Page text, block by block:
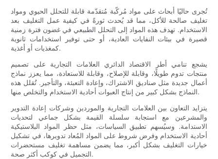
تُجرى حاليًا أبحاث على مواد مُركّبة مُتقدّمة قابلة للتحلل الحيوي ومواد
تغليف صالحة للأكل، مما قد يُحدث ثورةً في كيفية عمل التغليف بعد
الاستخدام. تهدف هذه المواد إلى التحلل الطبيعي في غضون فترة زمنية
قصيرة في بيئات النفايات العادية، أو حتى توفير استخدامات ثانوية
كمغذيات أو أغذية.
يشجع تنامي أطر الاقتصاد الدائري العلامات التجارية على تصميم
منتجات تدوم طويلًا، وقابلة للإصلاح، وقابلة للاستعادة، مما يعزز نماذج
أعمال جديدة مثل صناديق الاشتراك، وإعادة التعبئة، والتأجير. تُقلل هذه
النماذج بشكل كبير من إنتاج العبوات أحادية الاستخدام والتخلص منها.
يتزايد التعاون بين العلامات التجارية والموردين وشركات إعادة التدوير
والمشرعين مع استجابة سلسلة القيمة بشكل جماعي لتحديات
الاستدامة. وسيُسهم تطبيق السياسات، مثل حظر المواد البلاستيكية
أحادية الاستخدام وفرض شروط على المواد المُعاد تدويرها، في تشكيل
خيارات التغليف بشكل أكبر، مما يضمن مساهمة تغليف مستحضرات
التجميل في كوكب أكثر صحة.